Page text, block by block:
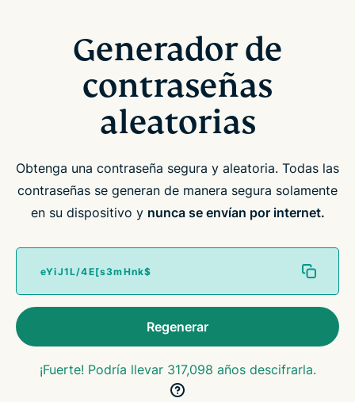
Generador de
contraseñas
aleatorias
Obtenga una contraseña segura y aleatoria. Todas las
contraseñas se generan de manera segura solamente
en su dispositivo y nunca se envían por internet.
Regenerar
¡Fuerte! Podría llevar 317,098 años descifrarla.